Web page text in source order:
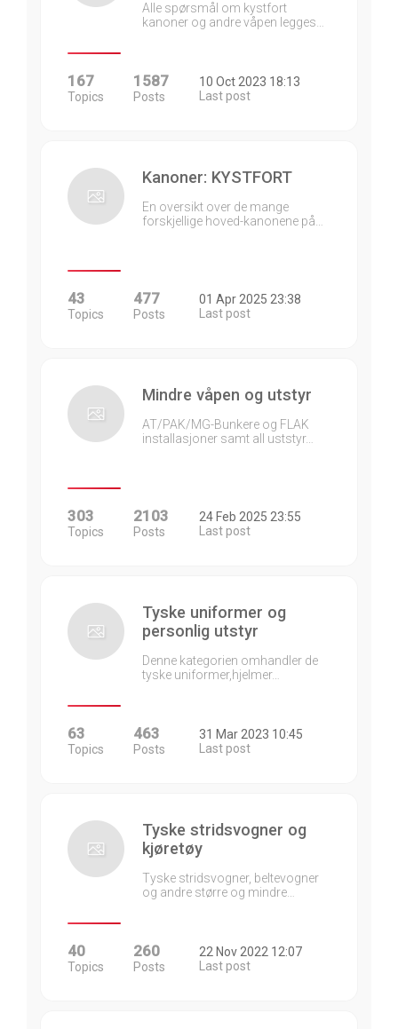
Alle spørsmål om kystfort
kanoner og andre våpen legges…
167
Topics
1587
Posts
10 Oct 2023 18:13
Last post
Kanoner: KYSTFORT
En oversikt over de mange
forskjellige hoved-kanonene på…
43
Topics
477
Posts
01 Apr 2025 23:38
Last post
Mindre våpen og utstyr
AT/PAK/MG-Bunkere og FLAK
installasjoner samt all uststyr…
303
Topics
2103
Posts
24 Feb 2025 23:55
Last post
Tyske uniformer og
personlig utstyr
Denne kategorien omhandler de
tyske uniformer,hjelmer…
63
Topics
463
Posts
31 Mar 2023 10:45
Last post
Tyske stridsvogner og
kjøretøy
Tyske stridsvogner, beltevogner
og andre større og mindre…
40
Topics
260
Posts
22 Nov 2022 12:07
Last post